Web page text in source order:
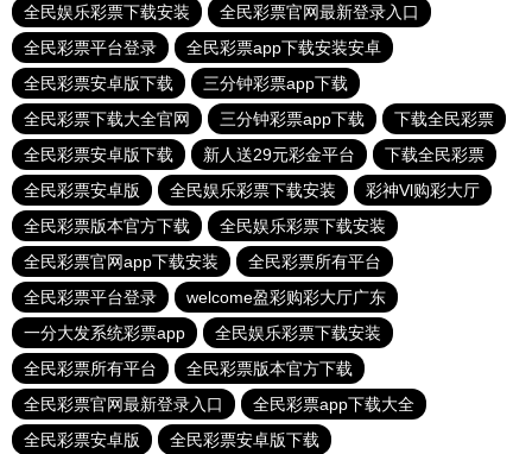
全民娱乐彩票下载安装
全民彩票官网最新登录入口
全民彩票平台登录
全民彩票app下载安装安卓
全民彩票安卓版下载
三分钟彩票app下载
全民彩票下载大全官网
三分钟彩票app下载
下载全民彩票
全民彩票安卓版下载
新人送29元彩金平台
下载全民彩票
全民彩票安卓版
全民娱乐彩票下载安装
彩神Vl购彩大厅
全民彩票版本官方下载
全民娱乐彩票下载安装
全民彩票官网app下载安装
全民彩票所有平台
全民彩票平台登录
welcome盈彩购彩大厅广东
一分大发系统彩票app
全民娱乐彩票下载安装
全民彩票所有平台
全民彩票版本官方下载
全民彩票官网最新登录入口
全民彩票app下载大全
全民彩票安卓版
全民彩票安卓版下载